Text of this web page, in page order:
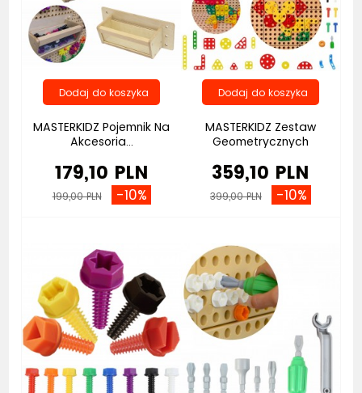
MASTERKIDZ Pojemnik Na
Akcesoria...
179,10 PLN
199,00 PLN -10%
MASTERKIDZ Zestaw
Geometrycznych
359,10 PLN
399,00 PLN -10%